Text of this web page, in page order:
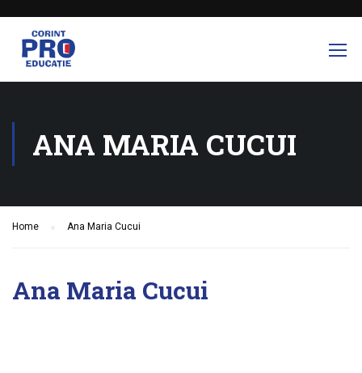
ANA MARIA CUCUI
Home Ana Maria Cucui
Ana Maria Cucui